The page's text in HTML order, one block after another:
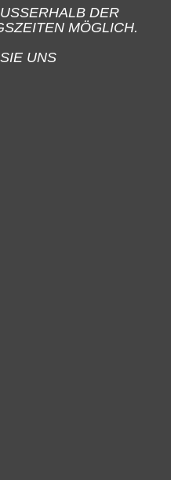
DER
MÖGLICH.
UNS